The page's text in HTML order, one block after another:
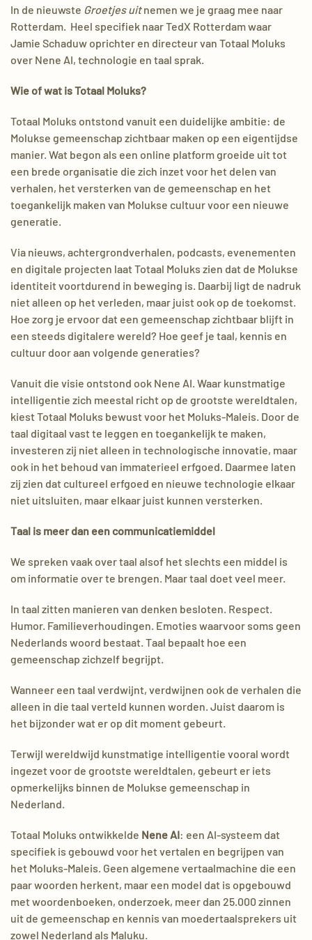
In de nieuwste Groetjes uitnemen we je graag mee naar
Rotterdam. Heel specifiek naar TedX Rotterdam waar
Jamie Schaduw oprichter en directeur van Totaal Moluks
over Nene AI, technologie en taal sprak.
Wie of wat is Totaal Moluks?
Totaal Moluks ontstond vanuit een duidelijke ambitie: de
Molukse gemeenschap zichtbaar maken op een eigentijdse
manier. Wat begon als een online platform groeide uit tot
een brede organisatie die zich inzet voor het delen van
verhalen, het versterken van de gemeenschap en het
toegankelijk maken van Molukse cultuur voor een nieuwe
generatie.
Via nieuws, achtergrondverhalen, podcasts, evenementen
en digitale projecten laat Totaal Moluks zien dat de Molukse
identiteit voortdurend in beweging is. Daarbij ligt de nadruk
niet alleen op het verleden, maar juist ook op de toekomst.
Hoe zorg je ervoor dat een gemeenschap zichtbaar blijft in
een steeds digitalere wereld? Hoe geef je taal, kennis en
cultuur door aan volgende generaties?
Vanuit die visie ontstond ook Nene AI. Waar kunstmatige
intelligentie zich meestal richt op de grootste wereldtalen,
kiest Totaal Moluks bewust voor het Moluks-Maleis. Door de
taal digitaal vast te leggen en toegankelijk te maken,
investeren zij niet alleen in technologische innovatie, maar
ook in het behoud van immaterieel erfgoed. Daarmee laten
zij zien dat cultureel erfgoed en nieuwe technologie elkaar
niet uitsluiten, maar elkaar juist kunnen versterken.
Taal is meer dan een communicatiemiddel
We spreken vaak over taal alsof het slechts een middel is
om informatie over te brengen. Maar taal doet veel meer.
In taal zitten manieren van denken besloten. Respect.
Humor. Familieverhoudingen. Emoties waarvoor soms geen
Nederlands woord bestaat. Taal bepaalt hoe een
gemeenschap zichzelf begrijpt.
Wanneer een taal verdwijnt, verdwijnen ook de verhalen die
alleen in die taal verteld kunnen worden. Juist daarom is
het bijzonder wat er op dit moment gebeurt.
Terwijl wereldwijd kunstmatige intelligentie vooral wordt
ingezet voor de grootste wereldtalen, gebeurt er iets
opmerkelijks binnen de Molukse gemeenschap in
Nederland.
Totaal Moluks ontwikkelde Nene AI: een AI-systeem dat
specifiek is gebouwd voor het vertalen en begrijpen van
het Moluks-Maleis. Geen algemene vertaalmachine die een
paar woorden herkent, maar een model dat is opgebouwd
met woordenboeken, onderzoek, meer dan 25.000 zinnen
uit de gemeenschap en kennis van moedertaalsprekers uit
zowel Nederland als Maluku.